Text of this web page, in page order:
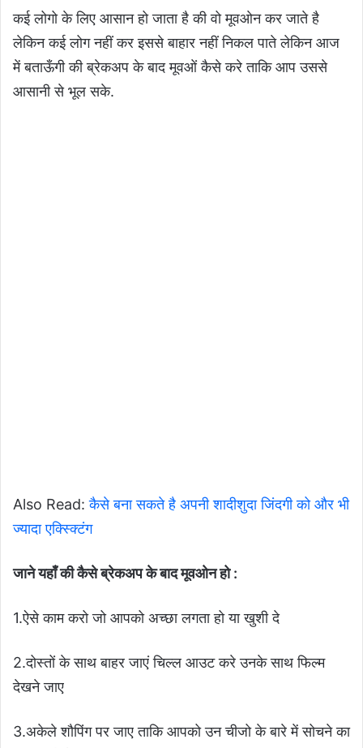
कई लोगो के लिए आसान हो जाता है की वो मूवओन कर जाते है
लेकिन कई लोग नहीं कर इससे बाहार नहीं निकल पाते लेकिन आज
में बताऊँगी की ब्रेकअप के बाद मूवओं कैसे करे ताकि आप उससे
आसानी से भूल सके.
Also Read:कैसे बना सकते है अपनी शादीशुदा जिंदगी को और भी
ज्यादा एक्स्क्टिंग
जाने यहाँ की कैसे ब्रेकअप के बाद मूवओन हो :
1.ऐसे काम करो जो आपको अच्छा लगता हो या खुशी दे
2.दोस्‍तों के साथ बाहर जाएं चिल्ल आउट करे उनके साथ फिल्म
देखने जाए
3.अकेले शौपिंग पर जाए ताकि आपको उन चीजो के बारे में सोचने का